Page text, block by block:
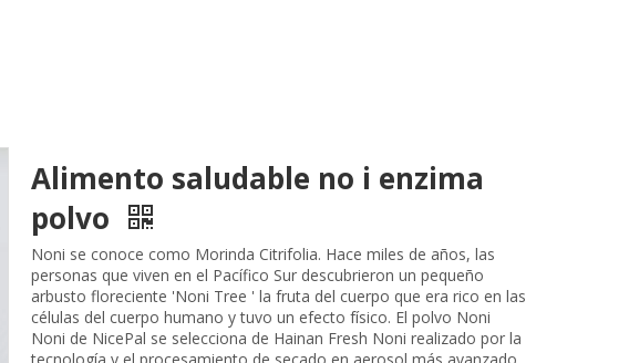
Alimento saludable no i enzima
polvo
Noni se conoce como Morinda Citrifolia. Hace miles de años, las
personas que viven en el Pacífico Sur descubrieron un pequeño
arbusto floreciente 'Noni Tree ' la fruta del cuerpo que era rico en las
células del cuerpo humano y tuvo un efecto físico. El polvo Noni
Noni de NicePal se selecciona de Hainan Fresh Noni realizado por la